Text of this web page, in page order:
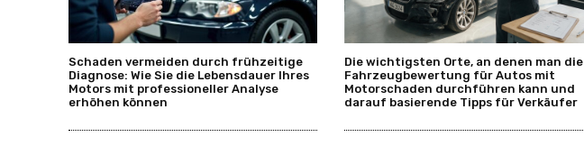
Schaden vermeiden durch frühzeitige
Diagnose: Wie Sie die Lebensdauer Ihres
Motors mit professioneller Analyse
erhöhen können
Die wichtigsten Orte, an denen man die
Fahrzeugbewertung für Autos mit
Motorschaden durchführen kann und
darauf basierende Tipps für Verkäufer